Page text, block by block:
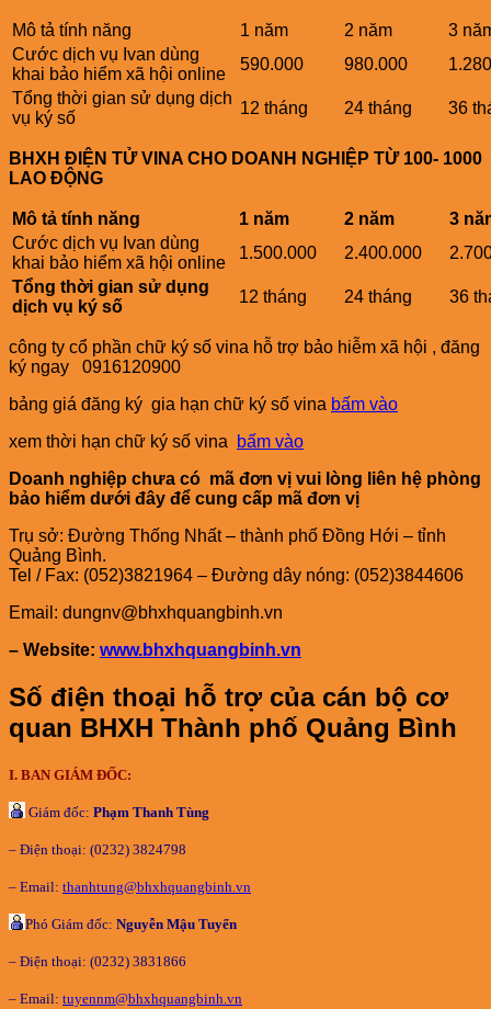
Mô tả tính năng 1 năm 2 năm
3
Cước dịch vụ Ivan dùng
khai bảo hiểm xã hội online
590.000 980.000
Tổng thời gian sử dụng dịch
vụ ký số
12 tháng 24 tháng 36
BHXH ĐIỆN TỬ VINA CHO DOANH NGHIỆP TỪ 100- 1000
LAO ĐỘNG
Mô tả tính năng 1 năm 2 năm
3
Cước dịch vụ Ivan dùng
khai bảo hiểm xã hội online
1.500.000 2.400.000
Tổng thời gian sử dụng
dịch vụ ký số
12 tháng 24 tháng 36
công ty cổ phần chữ ký số vina hỗ trợ bảo hiễm xã hội , đăng
ký ngay 0916120900
bảng giá đăng ký gia hạn chữ ký số vina bấm vào
xem thời hạn chữ ký số vina
bấm vào
Doanh nghiệp chưa có mã đơn vị vui lòng liên hệ phòng
bảo hiểm dưới đây để cung cấp mã đơn vị
Trụ sở: Đường Thống Nhất – thành phố Đồng Hới – tỉnh
Quảng Bình.
Tel / Fax: (052)3821964 – Đường dây nóng: (052)3844606
Email: dungnv@bhxhquangbinh.vn
– Website: www.bhxhquangbinh.vn
Số điện thoại hỗ trợ của cán bộ cơ
quan BHXH Thành phố Quảng Bình
I. BAN GIÁM ĐỐC:
Giám đốc: Phạm Thanh Tùng
– Điện thoại: (0232) 3824798
– Email: thanhtung@bhxhquangbinh.vn
Phó Giám đốc: Nguyễn Mậu Tuyển
– Điện thoại: (0232) 3831866
– Email: tuyennm@bhxhquangbinh.vn